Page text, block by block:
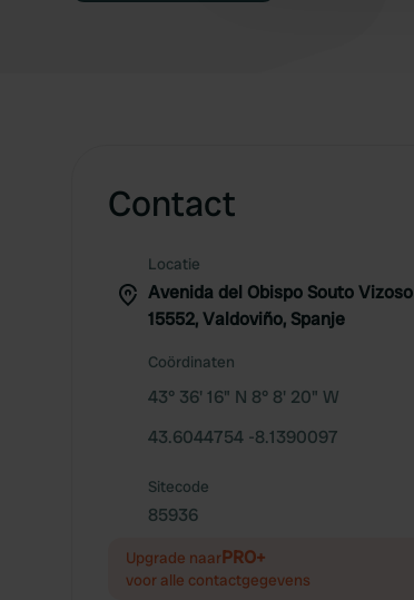
Contact
Locatie
Avenida del Obispo Souto Vizoso
15552, Valdoviño, Spanje
Coördinaten
43° 36' 16" N 8° 8' 20" W
43.6044754 -8.1390097
Sitecode
85936
Upgrade naarPRO+
voor alle contactgegevens